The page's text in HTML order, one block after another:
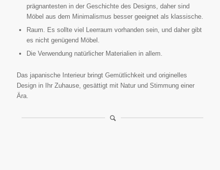
prägnantesten in der Geschichte des Designs, daher sind
Möbel aus dem Minimalismus besser geeignet als klassische.
Raum. Es sollte viel Leerraum vorhanden sein, und daher gibt
es nicht genügend Möbel.
Die Verwendung natürlicher Materialien in allem.
Das japanische Interieur bringt Gemütlichkeit und originelles
Design in Ihr Zuhause, gesättigt mit Natur und Stimmung einer
Ära.